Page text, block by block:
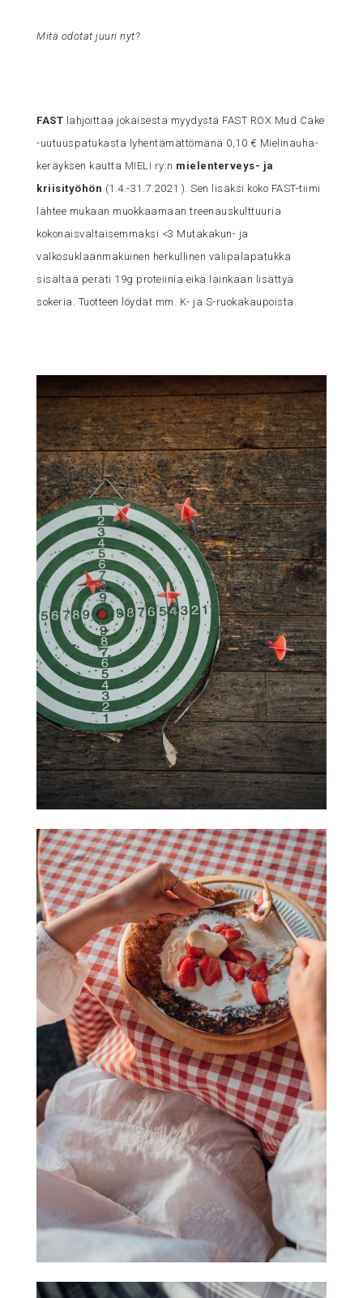
Mitä odotat juuri nyt?
FAST lahjoittaa jokaisesta myydystä FAST ROX Mud Cake
-uutuuspatukasta lyhentämättömänä 0,10 € Mielinauha-
keräyksen kautta MIELI ry:n mielenterveys- ja
kriisityöhön (1.4.-31.7.2021 ). Sen lisäksi koko FAST-tiimi
lähtee mukaan muokkaamaan treenauskulttuuria
kokonaisvaltaisemmaksi <3 Mutakakun- ja
valkosuklaanmakuinen herkullinen välipalapatukka
sisältää peräti 19g proteiinia eikä lainkaan lisättyä
sokeria. Tuotteen löydät mm. K- ja S-ruokakaupoista.